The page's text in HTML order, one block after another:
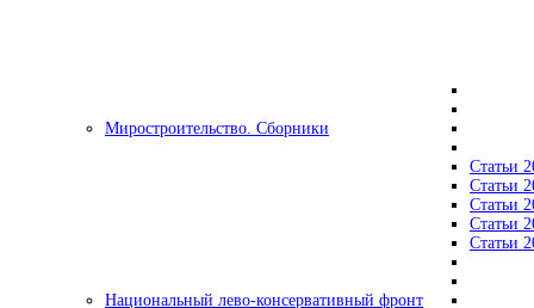
Миростроительство. Сборники
Статьи
Статьи
Статьи
Статьи
Статьи
Национальный лево-консервативный фронт